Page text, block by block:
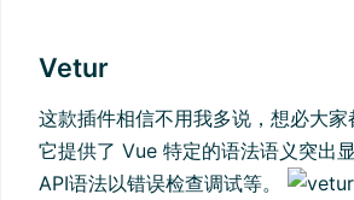
Vetur
这款插件相信不用我多说，想必大家
它提供了 Vue 特定的语法语义突出
API语法以错误检查调试等。